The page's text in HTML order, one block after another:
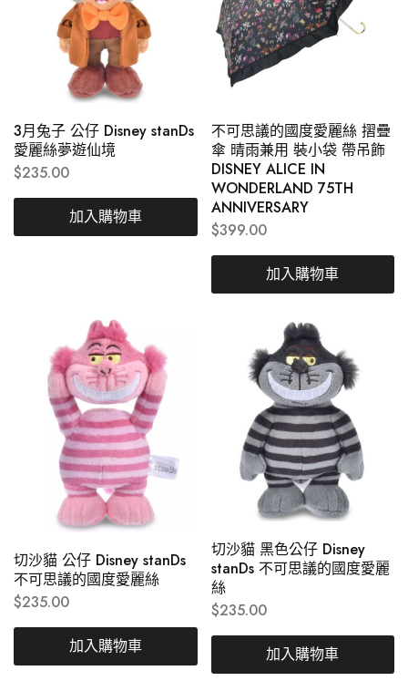
3月兔子 公仔 Disney stanDs
愛麗絲夢遊仙境
$235.00
加入購物車
不可思議的國度愛麗絲 摺疊
傘 晴雨兼用 裝小袋 帶吊飾
DISNEY ALICE IN
WONDERLAND 75TH
ANNIVERSARY
$399.00
加入購物車
切沙貓 公仔 Disney stanDs
不可思議的國度愛麗絲
$235.00
加入購物車
切沙貓 黑色公仔 Disney
stanDs 不可思議的國度愛麗
絲
$235.00
加入購物車